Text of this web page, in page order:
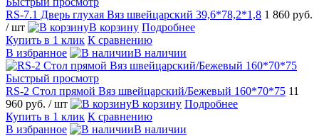
RS-7.1 Дверь глухая Вяз швейцарский 39,6*78,2*1,8 1 860 руб.
/ шт
В корзину Подробнее
Купить в 1 клик К сравнению
В избранное
В наличии
Быстрый просмотр
RS-2 Стол прямой Вяз швейцарский/Бежевый 160*70*75 11
960 руб. / шт В корзину Подробнее
Купить в 1 клик К сравнению
В избранное
В наличии